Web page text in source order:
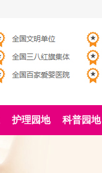
护理园地 科普园地